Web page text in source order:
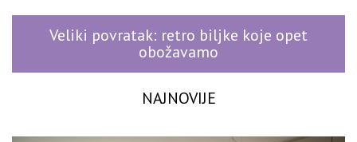
Veliki povratak: retro biljke koje opet
obožavamo
NAJNOVIJE